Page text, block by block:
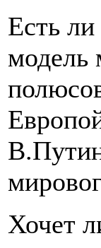
Есть
модель
Хочет